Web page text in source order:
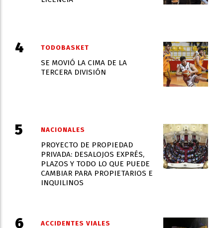
SE MOVIÓ LA CIMA DE LA
TERCERA DIVISIÓN
TODOBASKET
PROYECTO DE PROPIEDAD
PRIVADA: DESALOJOS EXPRÉS,
PLAZOS Y TODO LO QUE PUEDE
CAMBIAR PARA PROPIETARIOS E
INQUILINOS
NACIONALES
ACCIDENTES VIALES